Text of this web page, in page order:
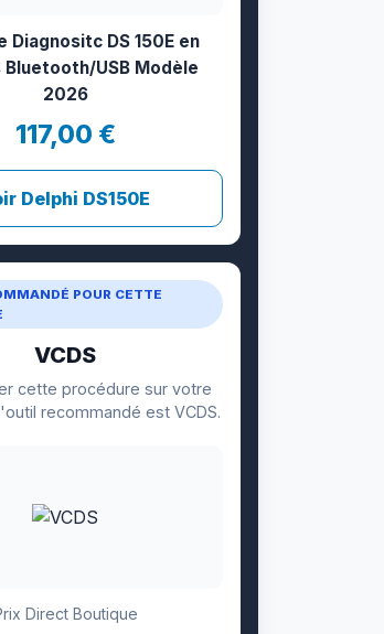
POUR CETTE
VCDS
cette procédure sur votre
recommandé est VCDS.
Direct Boutique
Diagnositc DS 150E en
USB Modèle
2026
117,00 €
Delphi DS150E